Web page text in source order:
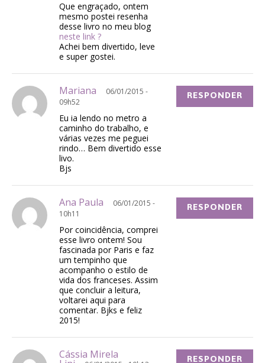
Que engraçado, ontem
mesmo postei resenha
desse livro no meu blog
neste link ?
Achei bem divertido, leve
e super gostei.
Mariana
06/01/2015 -
09h52
Eu ia lendo no metro a
caminho do trabalho, e
várias vezes me peguei
rindo… Bem divertido esse
livo.
Bjs
RESPONDER
Ana Paula
06/01/2015 -
10h11
Por coincidência, comprei
esse livro ontem! Sou
fascinada por Paris e faz
um tempinho que
acompanho o estilo de
vida dos franceses. Assim
que concluir a leitura,
voltarei aqui para
comentar. Bjks e feliz
2015!
RESPONDER
Cássia Mirela RESPONDER